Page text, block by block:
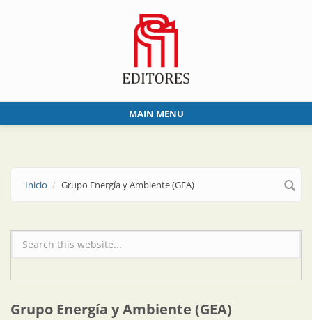
MAIN MENU
Inicio Grupo Energía y Ambiente (GEA)
Formulario de búsqueda
Grupo Energía y Ambiente (GEA)